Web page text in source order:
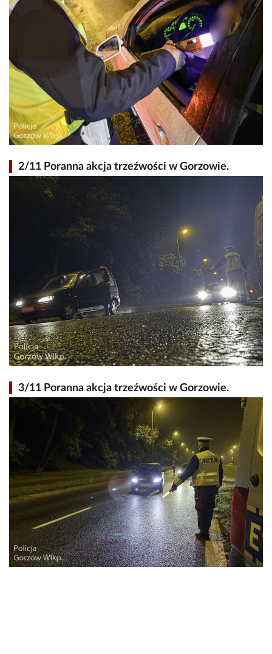
2/11 Poranna akcja trzeźwości w Gorzowie.
3/11 Poranna akcja trzeźwości w Gorzowie.